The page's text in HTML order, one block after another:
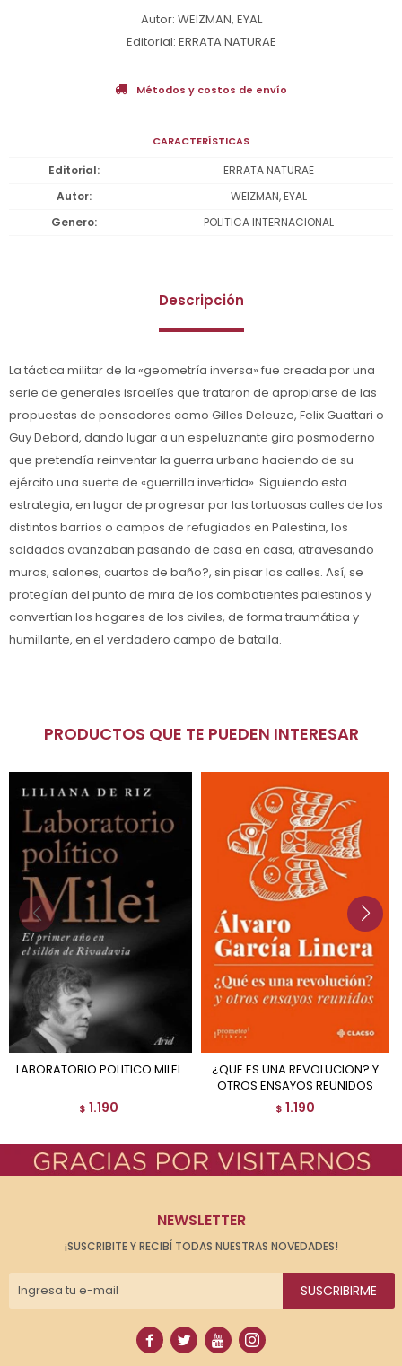
Autor: WEIZMAN, EYAL
Editorial: ERRATA NATURAE
Métodos y costos de envío
CARACTERÍSTICAS
Editorial
ERRATA NATURAE
Autor
WEIZMAN, EYAL
Genero
POLITICA INTERNACIONAL
Descripción
La táctica militar de la «geometría inversa» fue creada por una
serie de generales israelíes que trataron de apropiarse de las
propuestas de pensadores como Gilles Deleuze, Felix Guattari o
Guy Debord, dando lugar a un espeluznante giro posmoderno
que pretendía reinventar la guerra urbana haciendo de su
ejército una suerte de «guerrilla invertida». Siguiendo esta
estrategia, en lugar de progresar por las tortuosas calles de los
distintos barrios o campos de refugiados en Palestina, los
soldados avanzaban pasando de casa en casa, atravesando
muros, salones, cuartos de baño?, sin pisar las calles. Así, se
protegían del punto de mira de los combatientes palestinos y
convertían los hogares de los civiles, de forma traumática y
humillante, en el verdadero campo de batalla.
PRODUCTOS QUE TE PUEDEN INTERESAR
LABORATORIO POLITICO MILEI
$ 1.190
¿QUE ES UNA REVOLUCION? Y
OTROS ENSAYOS REUNIDOS
$ 1.190
NEWSLETTER
¡SUSCRIBITE Y RECIBÍ TODAS NUESTRAS NOVEDADES!
SUSCRIBIRME
   